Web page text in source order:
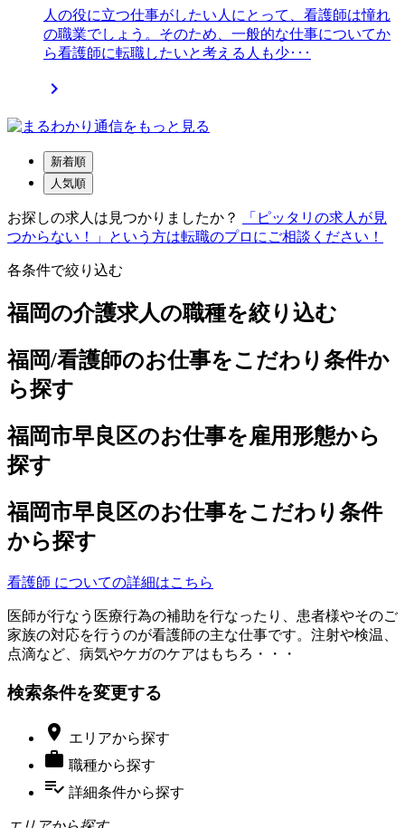
人の役に立つ仕事がしたい人にとって、看護師は憧れ
の職業でしょう。そのため、一般的な仕事についてか
ら看護師に転職したいと考える人も少･･･

新着順
人気順
お探しの求人は見つかりましたか？
「ピッタリの求人が見
つからない！」という方は転職のプロにご相談ください！
各条件で絞り込む
福岡の介護求人の職種を絞り込む
福岡/看護師のお仕事をこだわり条件か
ら探す
福岡市早良区のお仕事を雇用形態から
探す
福岡市早良区のお仕事をこだわり条件
から探す
看護師 についての詳細はこちら
医師が行なう医療行為の補助を行なったり、患者様やそのご
家族の対応を行うのが看護師の主な仕事です。注射や検温、
点滴など、病気やケガのケアはもちろ・・・
検索条件を変更する
 エリアから探す
 職種から探す
playlist_add_check 詳細条件から探す